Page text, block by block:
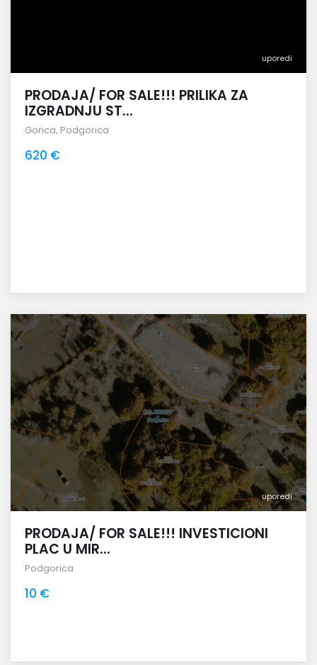
uporedi
PRODAJA/ FOR SALE!!! PRILIKA ZA
IZGRADNJU ST...
Gorica, Podgorica
620 €
uporedi
PRODAJA/ FOR SALE!!! INVESTICIONI
PLAC U MIR...
Podgorica
10 €